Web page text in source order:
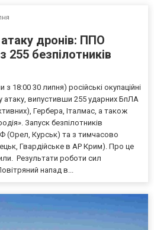
дронів: ППО
255 безпілотників
18:00 30 липня) російські окупаційні
атаку, випустивши 255 ударних БпЛА
Гербера, Італмас, а також
Запуск безпілотників
(Орел, Курськ) та з тимчасово
Гвардійське в АР Крим). Про це
Результати роботи сил
напад в...